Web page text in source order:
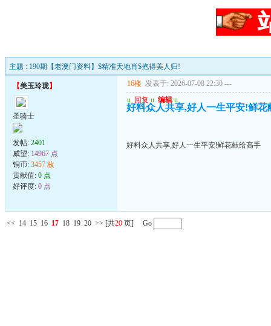
主题 : 190期【老澳门资料】$精准天地肖$抱得美人归!
【美玉玲珑】
圣骑士
发帖: 2401
威望: 14967 点
铜币: 3457 枚
贡献值: 0 点
好评度: 0 点
16楼 发表于: 2026-07-08 22:30 ---
u 回复 u 编辑 u
好料众人共享,好人一生平安!鲜花
好料众人共享,好人一生平安!鲜花献给高手
<< 14 15 16 17 18 19 20 >> [共20 页] Go